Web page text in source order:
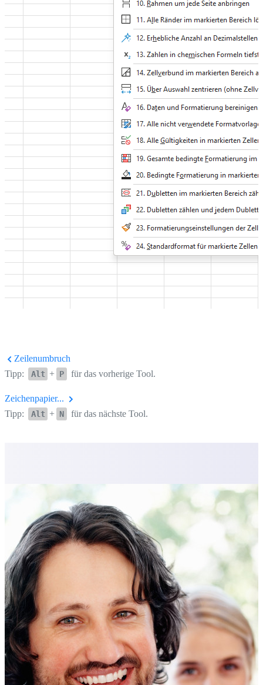
Zeilenumbruch
Tipp:
Alt + P für das vorherige Tool.
Zeichenpapier...
Tipp:
Alt + N für das nächste Tool.